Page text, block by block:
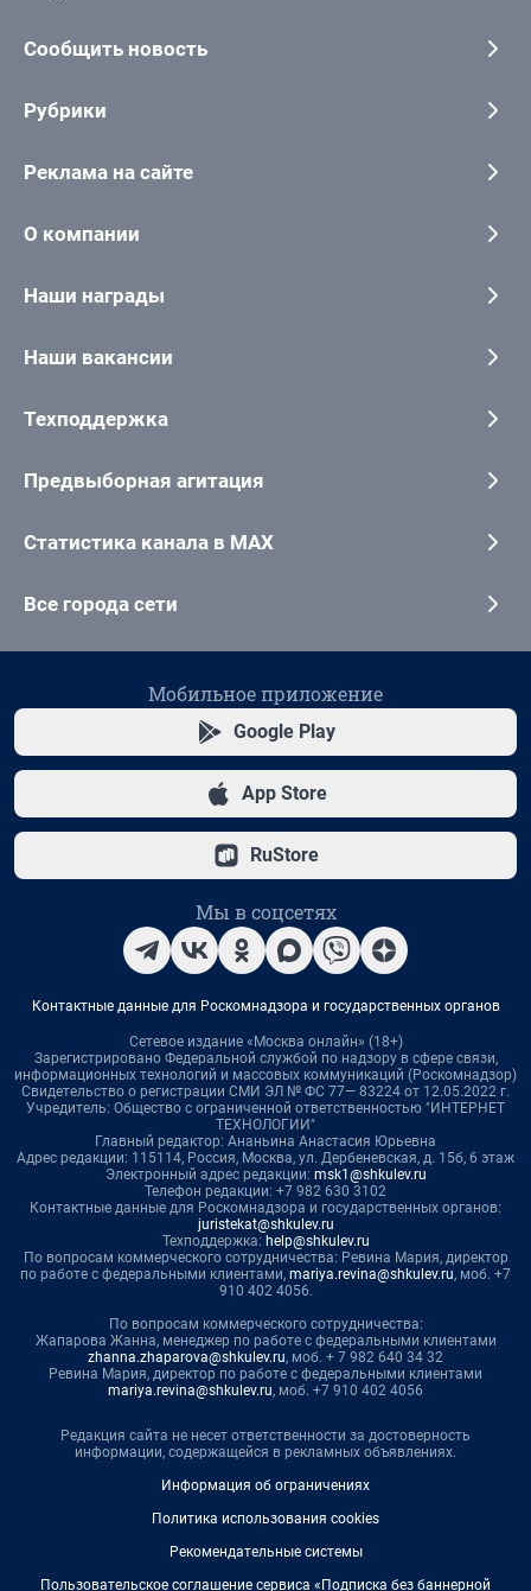
Сообщить новость
Рубрики
Реклама на сайте
О компании
Наши награды
Наши вакансии
Техподдержка
Предвыборная агитация
Статистика канала в MAX
Все города сети
Мобильное приложение
Google Play
App Store
RuStore
Мы в соцсетях
Контактные данные для Роскомнадзора и государственных органов
Сетевое издание «Москва онлайн» (18+)
Зарегистрировано Федеральной службой по надзору в сфере связи,
информационных технологий и массовых коммуникаций (Роскомнадзор)
Свидетельство о регистрации СМИ ЭЛ № ФС 77— 83224 от 12.05.2022 г.
Учредитель: Общество с ограниченной ответственностью "ИНТЕРНЕТ
ТЕХНОЛОГИИ"
Главный редактор: Ананьина Анастасия Юрьевна
Адрес редакции: 115114, Россия, Москва, ул. Дербеневская, д. 15б, 6 этаж
Электронный адрес редакции: msk1@shkulev.ru
Телефон редакции: +7 982 630 3102
Контактные данные для Роскомнадзора и государственных органов:
juristekat@shkulev.ru
Техподдержка: help@shkulev.ru
По вопросам коммерческого сотрудничества: Ревина Мария, директор
по работе с федеральными клиентами, mariya.revina@shkulev.ru, моб. +7
910 402 4056.
По вопросам коммерческого сотрудничества:
Жапарова Жанна, менеджер по работе с федеральными клиентами
zhanna.zhaparova@shkulev.ru, моб. + 7 982 640 34 32
Ревина Мария, директор по работе с федеральными клиентами
mariya.revina@shkulev.ru, моб. +7 910 402 4056
Редакция сайта не несет ответственности за достоверность
информации, содержащейся в рекламных объявлениях.
Информация об ограничениях
Политика использования cookies
Рекомендательные системы
Пользовательское соглашение сервиса «Подписка без баннерной